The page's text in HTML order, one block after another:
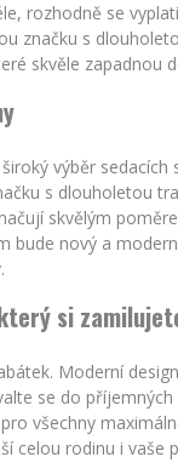
rozhodně se
značku s
skvěle zapadnou
výběr
s dlouholetou
skvělým
bude nový a
si
Moderní
se do
všechny
celou rodinu i vaše